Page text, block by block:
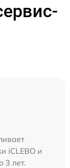
iCLEBO и
3 лет.